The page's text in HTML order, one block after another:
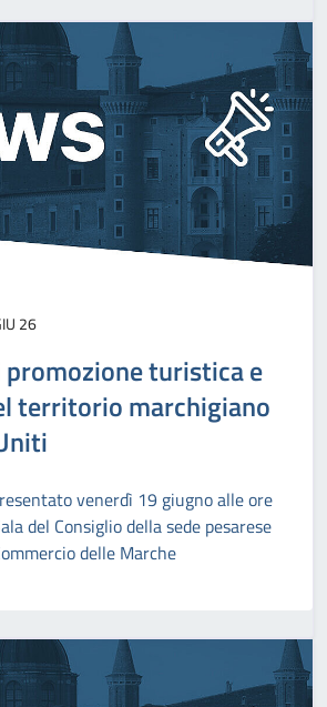
26
turistica e
territorio marchigiano
venerdì 19 giugno alle ore
del Consiglio della sede pesarese
delle Marche